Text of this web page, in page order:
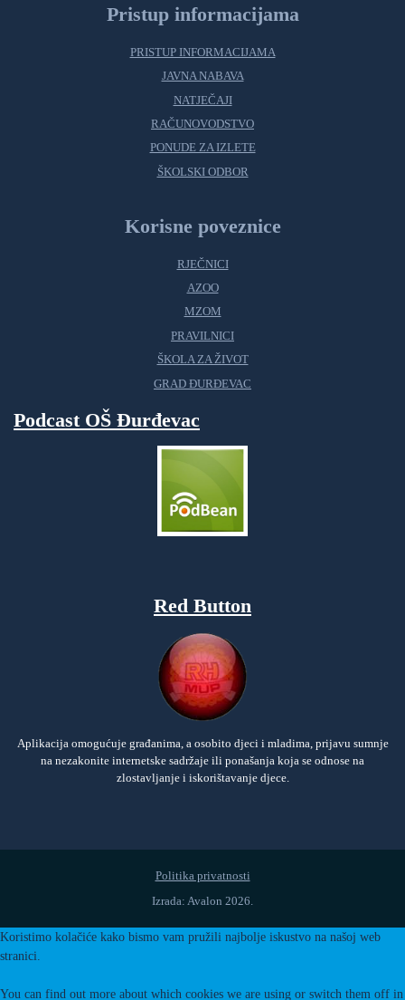
Pristup informacijama
PRISTUP INFORMACIJAMA
JAVNA NABAVA
NATJEČAJI
RAČUNOVODSTVO
PONUDE ZA IZLETE
ŠKOLSKI ODBOR
Korisne poveznice
RJEČNICI
AZOO
MZOM
PRAVILNICI
ŠKOLA ZA ŽIVOT
GRAD ĐURĐEVAC
Podcast OŠ Đurđevac
Red Button
Aplikacija omogućuje građanima, a osobito djeci i mladima, prijavu sumnje
na nezakonite internetske sadržaje ili ponašanja koja se odnose na
zlostavljanje i iskorištavanje djece.
Politika privatnosti
Izrada: Avalon 2026.
Koristimo kolačiće kako bismo vam pružili najbolje iskustvo na našoj web
stranici.
You can find out more about which cookies we are using or switch them off in